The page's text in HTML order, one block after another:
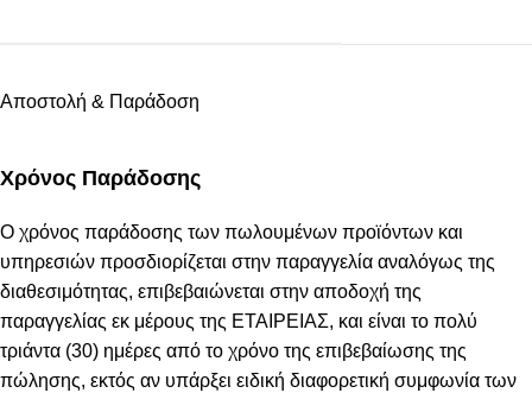
Αποστολή & Παράδοση
Χρόνος Παράδοσης
Ο χρόνος παράδοσης των πωλουμένων προϊόντων και
υπηρεσιών προσδιορίζεται στην παραγγελία αναλόγως της
διαθεσιμότητας, επιβεβαιώνεται στην αποδοχή της
παραγγελίας εκ μέρους της ΕΤΑΙΡΕΙΑΣ, και είναι το πολύ
τριάντα (30) ημέρες από το χρόνο της επιβεβαίωσης της
πώλησης, εκτός αν υπάρξει ειδική διαφορετική συμφωνία των